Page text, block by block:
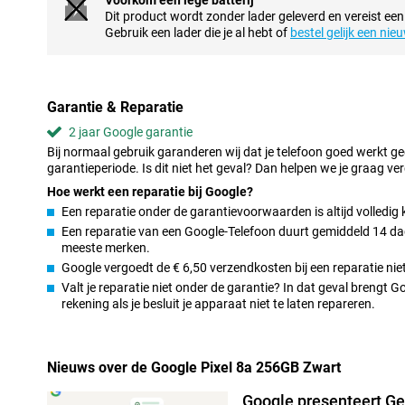
beelden zonder gedoe! Of je nu selfies maakt, actiefoto’s schiet
levert keer op keer indrukwekkende resultaten.
modus. Dit betekent dat je het toestel dagenlang kan gebruiken
genoeg energie hebt om verder te gaan. Dat gaat met maximaal
geen zorgen te maken dat je zonder stroom komt te zitten, zelfs
Genoeg opslagruimte
De Google Pixel 8a biedt voldoende ruimte voor al je foto’s,
intensief gebruik zit je niet snel zonder opslag. Download je
bewaar grote bestanden of maak zoveel foto’s als je wilt – de
allemaal op te slaan. Dit maakt de telefoon ideaal voor mensen
gebruiken.
nemen is. Dankzij het gebruik van duurzame materialen kan de
Dit product wordt zonder lader geleverd en vereist
Gebruik een lader die je al hebt of bestel gelijk een
Garantie & Reparatie
2 jaar Google garantie
Bij normaal gebruik garanderen wij dat je telefoon goed werkt
garantieperiode. Is dit niet het geval? Dan helpen we je graag
Hoe werkt een reparatie bij Google?
Een reparatie onder de garantievoorwaarden is altijd volledig
Een reparatie van een Google-Telefoon duurt gemiddeld 14
meeste merken.
Google vergoedt de € 6,50 verzendkosten bij een reparatie
Valt je reparatie niet onder de garantie? In dat geval brengt
rekening als je besluit je apparaat niet te laten repareren.
Nieuws over de Google Pixel 8a 256GB Zwart
Google presenteert